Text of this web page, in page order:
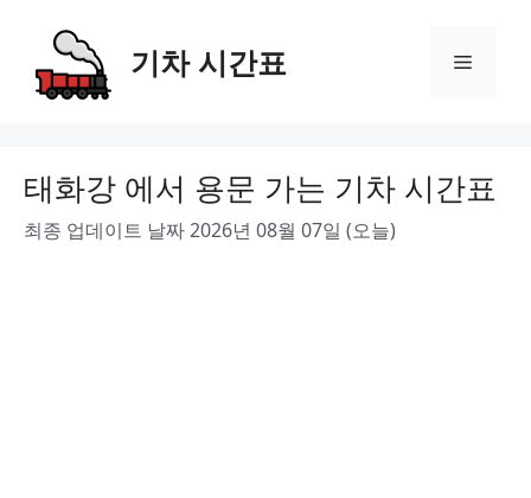
content
기차 시간표 Menu
태화강 에서 용문 가는 기차 시간표
최종 업데이트 날짜 2026년 08월 07일 (오늘)